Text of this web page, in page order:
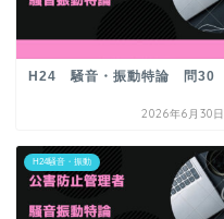
H24 騒音・振動特論 問30
2026年6月30日
H24騒音・振動